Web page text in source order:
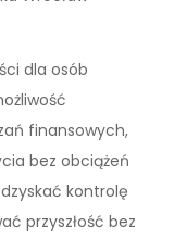
dla osób
finansowych,
bez obciążeń
kontrolę
przyszłość bez